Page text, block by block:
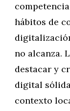
hábitos de
no alcanza.
destacar y
digital
contexto